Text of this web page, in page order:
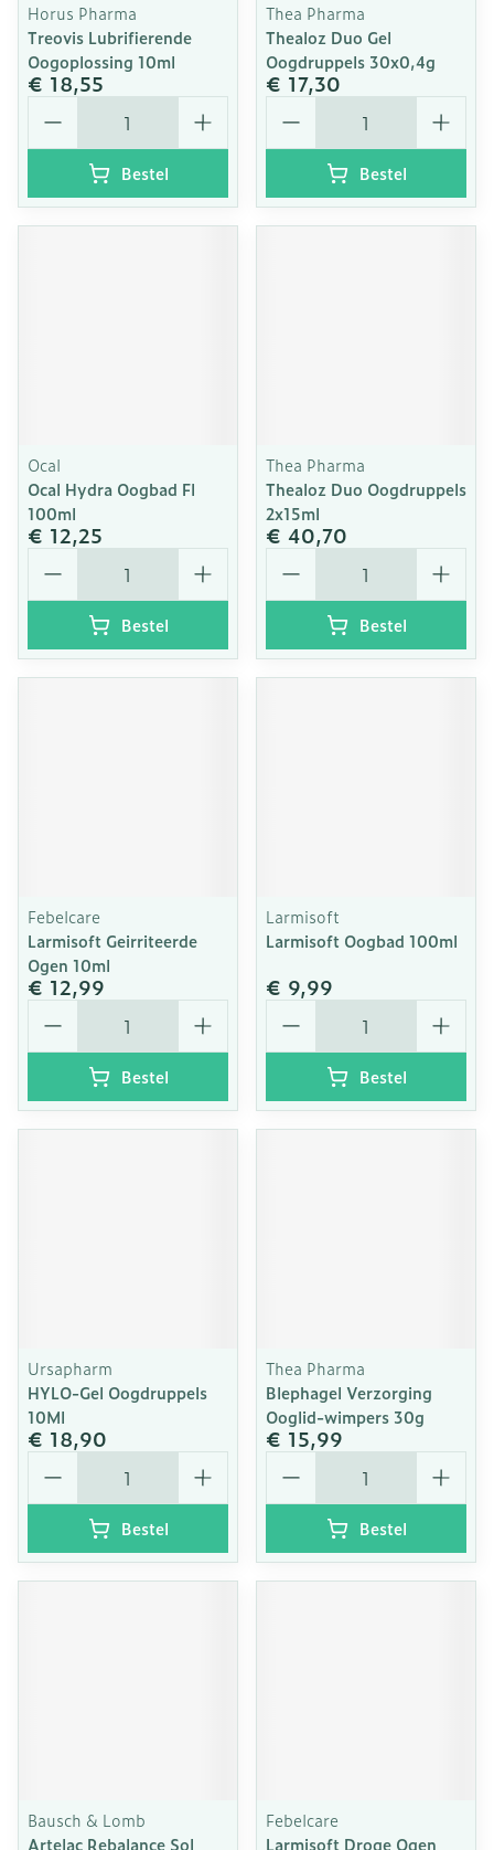
Horus Pharma
Treovis Lubrifierende
Oogoplossing 10ml
€ 18,55
Aantal
Bestel
Thea Pharma
Thealoz Duo Gel
Oogdruppels 30x0,4g
€ 17,30
Aantal
Bestel
Ocal
Ocal Hydra Oogbad Fl
100ml
€ 12,25
Aantal
Bestel
Thea Pharma
Thealoz Duo Oogdruppels
2x15ml
€ 40,70
Aantal
Bestel
Febelcare
Larmisoft Geirriteerde
Ogen 10ml
€ 12,99
Aantal
Bestel
Larmisoft
Larmisoft Oogbad 100ml
€ 9,99
Aantal
Bestel
Ursapharm
HYLO-Gel Oogdruppels
10Ml
€ 18,90
Aantal
Bestel
Thea Pharma
Blephagel Verzorging
Ooglid-wimpers 30g
€ 15,99
Aantal
Bestel
Bausch & Lomb
Artelac Rebalance Sol
Febelcare
Larmisoft Droge Ogen